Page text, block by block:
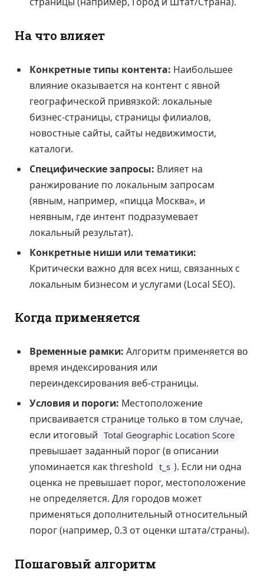
На что влияет
Конкретные типы контента: Наибольшее
влияние оказывается на контент с явной
географической привязкой: локальные
бизнес-страницы, страницы филиалов,
новостные сайты, сайты недвижимости,
каталоги.
Специфические запросы: Влияет на
ранжирование по локальным запросам
(явным, например, «пицца Москва», и
неявным, где интент подразумевает
локальный результат).
Конкретные ниши или тематики:
Критически важно для всех ниш, связанных с
локальным бизнесом и услугами (Local SEO).
Когда применяется
Временные рамки: Алгоритм применяется во
время индексирования или
переиндексирования веб-страницы.
Условия и пороги: Местоположение
присваивается странице только в том случае,
если итоговый Total Geographic Location Score
превышает заданный порог (в описании
упоминается как threshold t_s ). Если ни одна
оценка не превышает порог, местоположение
не определяется. Для городов может
применяться дополнительный относительный
порог (например, 0.3 от оценки штата/страны).
Пошаговый алгоритм